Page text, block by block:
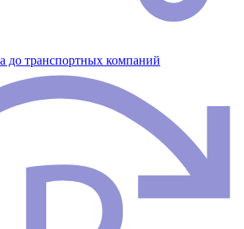
до транспортных компаний